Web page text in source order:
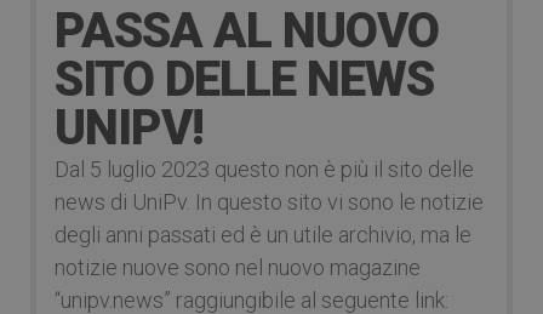
PASSA AL NUOVO
SITO DELLE NEWS
UNIPV!
Dal 5 luglio 2023 questo non è più il sito delle
news di UniPv. In questo sito vi sono le notizie
degli anni passati ed è un utile archivio, ma le
notizie nuove sono nel nuovo magazine
“unipv.news” raggiungibile al seguente link: